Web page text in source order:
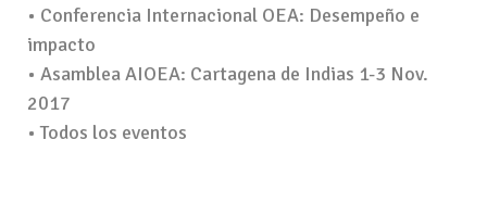
• Conferencia Internacional OEA: Desempeño e
impacto
• Asamblea AIOEA: Cartagena de Indias 1-3 Nov.
2017
• Todos los eventos